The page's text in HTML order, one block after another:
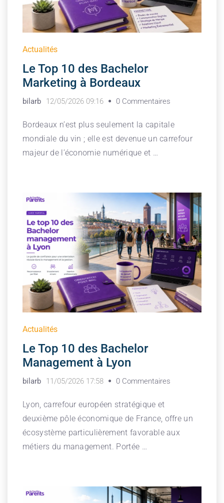
Actualités
Le Top 10 des Bachelor
Marketing à Bordeaux
bilarb 12/05/2026 09:16 0 Commentaires
Bordeaux n’est plus seulement la capitale
mondiale du vin ; elle est devenue un carrefour
majeur de l’économie numérique et …
Actualités
Le Top 10 des Bachelor
Management à Lyon
bilarb 11/05/2026 17:58 0 Commentaires
Lyon, carrefour européen stratégique et
deuxième pôle économique de France, offre un
écosystème particulièrement favorable aux
métiers du management. Portée …